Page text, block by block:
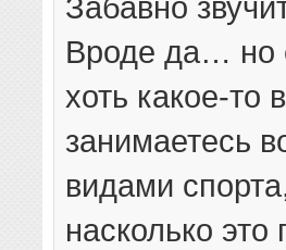
Забавно
Вроде да… но
хоть какое-то
занимаетесь
видами
насколько это